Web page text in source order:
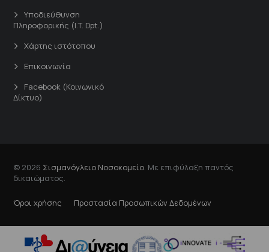
Υποδιεύθυνση
Πληροφορικής (I.T. Dpt.)
Χάρτης ιστότοπου
Επικοινωνία
Facebook (Κοινωνικό
Δίκτυο)
© 2026 Σισμανόγλειο Νοσοκομείο . Με επιφύλαξη παντός
δικαιώματος.
Όροι χρήσης Προστασία Προσωπικών Δεδομένων